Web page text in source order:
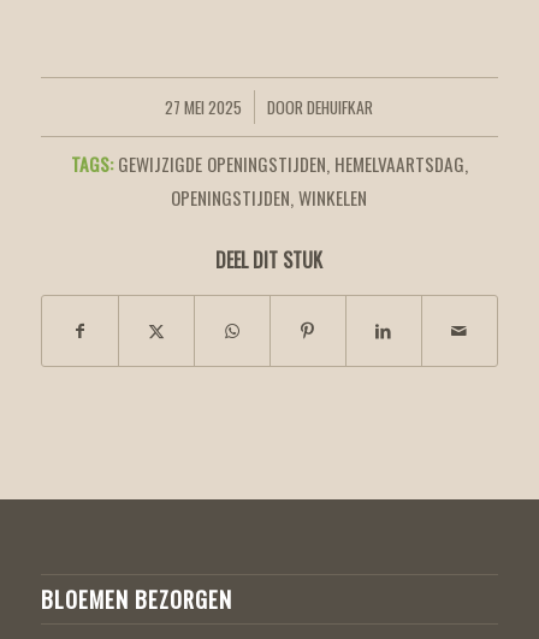
27 MEI 2025
/ DOORDEHUIFKAR
TAGS: GEWIJZIGDE OPENINGSTIJDEN, HEMELVAARTSDAG,
OPENINGSTIJDEN,WINKELEN
DEEL DIT STUK
BLOEMEN BEZORGEN